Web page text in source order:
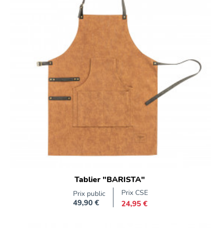
Tablier "BARISTA"
Prix public
Prix
49,90 €
Prix CSE
24,95 €